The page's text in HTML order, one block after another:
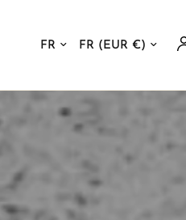
Mettre à jour le pays/la
Mettre à jour le pays/